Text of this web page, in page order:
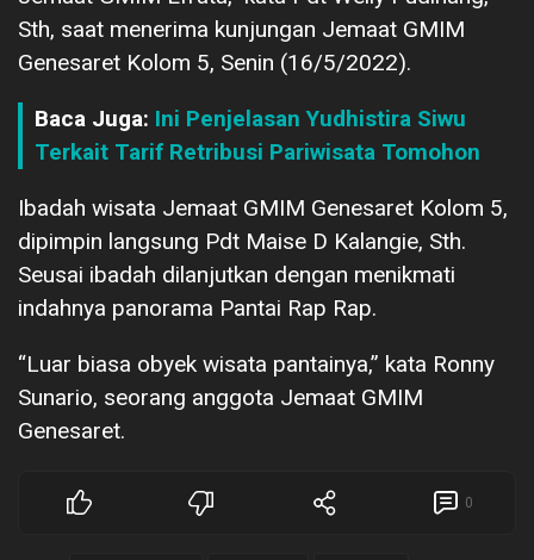
Sth, saat menerima kunjungan Jemaat GMIM
Genesaret Kolom 5, Senin (16/5/2022).
Baca Juga: Ini Penjelasan Yudhistira Siwu
Terkait Tarif Retribusi Pariwisata Tomohon
Ibadah wisata Jemaat GMIM Genesaret Kolom 5,
dipimpin langsung Pdt Maise D Kalangie, Sth.
Seusai ibadah dilanjutkan dengan menikmati
indahnya panorama Pantai Rap Rap.
“Luar biasa obyek wisata pantainya,” kata Ronny
Sunario, seorang anggota Jemaat GMIM
Genesaret.
0